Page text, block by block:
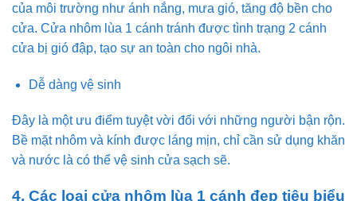
của môi trường như ánh nắng, mưa gió, tăng độ bền cho
cửa. Cửa nhôm lùa 1 cánh tránh được tình trạng 2 cánh
cửa bị gió đập, tạo sự an toàn cho ngôi nhà.
Dễ dàng vệ sinh
Đây là một ưu điểm tuyệt vời đối với những người bận rộn.
Bề mặt nhôm và kính được láng mịn, chỉ cần sử dụng khăn
và nước là có thể vệ sinh cửa sạch sẽ.
4. Các loại cửa nhôm lùa 1 cánh đẹp tiêu biểu